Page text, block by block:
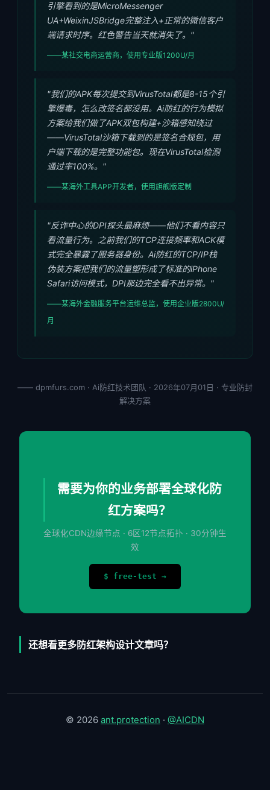
引擎看到的是MicroMessenger
UA+WeixinJSBridge完整注入+正常的微信客户
端请求时序。红色警告当天就消失了。"
——某社交电商运营商，使用专业版1200U/月
"我们的APK每次提交到VirusTotal都是8-15个引
擎爆毒，怎么改签名都没用。Ai防红的行为模拟
方案给我们做了APK双包构建+沙箱感知绕过
——VirusTotal沙箱下载到的是签名合规包，用
户端下载的是完整功能包。现在VirusTotal检测
通过率100%。"
——某海外工具APP开发者，使用旗舰版定制
"反诈中心的DPI探头最麻烦——他们不看内容只
看流量行为。之前我们的TCP连接频率和ACK模
式完全暴露了服务器身份。Ai防红的TCP/IP栈
伪装方案把我们的流量塑形成了标准的iPhone
Safari访问模式，DPI那边完全看不出异常。"
——某海外金融服务平台运维总监，使用企业版2800U/
月
—— dpmfurs.com · Ai防红技术团队 · 2026年07月01日 · 专业防封
解决方案
需要为你的业务部署全球化防
红方案吗？
全球化CDN边缘节点 · 6区12节点拓扑 · 30分钟生
效
$ free-test →
还想看更多防红架构设计文章吗？
© 2026 ant.protection · @AICDN